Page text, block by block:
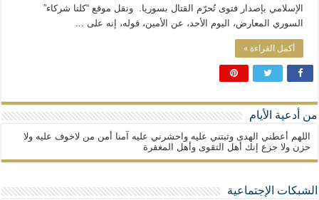
الإسلامي بإصدار فتوى تُحرّم القتال بسوريا. ونقل موقع “كلنا شركاء”
السوري المعارض، اليوم الأحد، عن الأمين، قوله، إنه على …
أكمل القراءة »
من أدعية الأيام
اللهم أعطني الهدى وثبتني عليه واحشرني عليه آمنا أمن من لاخوف عليه ولا
حزن ولا جزع إنك أهل التقوى وأهل المغفرة
الشبكات الإجتماعية